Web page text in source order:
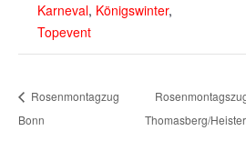
Karneval, Königswinter,
Topevent
Rosenmontagzug
Bonn
Thomasberg/